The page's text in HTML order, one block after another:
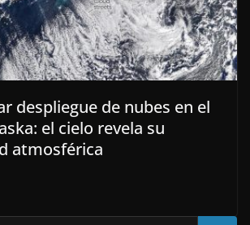
despliegue de nubes en el
el cielo revela su
atmosférica